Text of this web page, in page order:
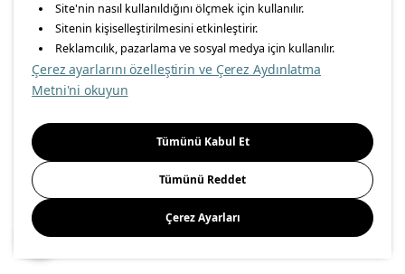
linkedin
Energy Policy Information Security Policy
Food Safety Policy
Important Notice Privacy Agreement Personal Data Protection
Cookie Policy
© Inter IKEA Systems B.V 1999-
Please select to see the content specific to your delivery
location for your orders from Online Store.
Select a city first
Please select
Save
Site'nin nasıl kullanıldığını ölçmek için kullanılır.
Sitenin kişiselleştirilmesini etkinleştirir.
Reklamcılık, pazarlama ve sosyal medya için kullanılır.
Çerez ayarlarını özelleştirin ve Çerez Aydınlatma
Metni'ni okuyun
Tümünü Kabul Et
Tümünü Reddet
Çerez Ayarları